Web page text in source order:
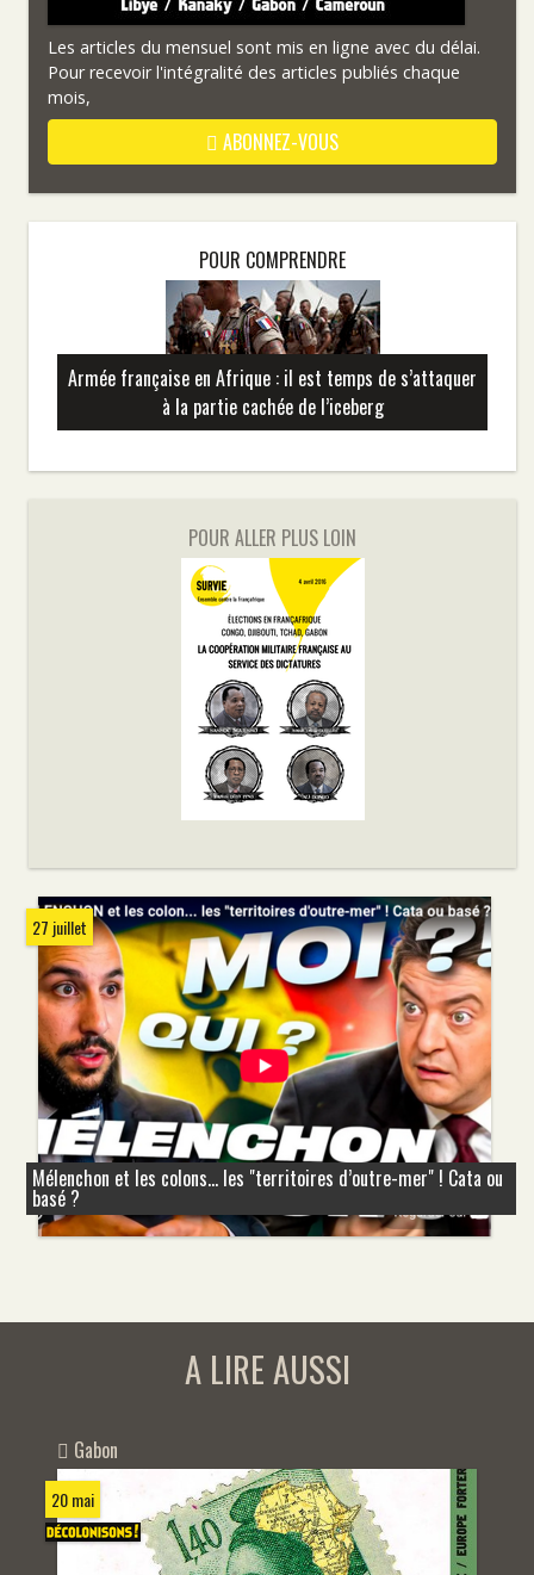
Les articles du mensuel sont mis en ligne avec du délai.
Pour recevoir l'intégralité des articles publiés chaque
mois,
ABONNEZ-VOUS
POUR COMPRENDRE
Armée française en Afrique : il est temps de s’attaquer
à la partie cachée de l’iceberg
POUR ALLER PLUS LOIN
27 juillet
Mélenchon et les colons... les "territoires d’outre-mer" ! Cata ou
basé ?
A LIRE AUSSI
Gabon
20 mai